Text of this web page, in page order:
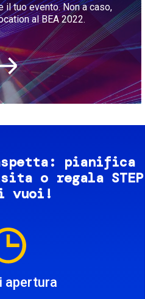
il tuo evento. Non a caso,
al BEA 2022.
pianifica
o regala STEP
vuoi!
apertura